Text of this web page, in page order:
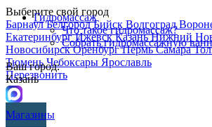
Выберите свой город
БарнаулБелгородБийск Волгоград
ЕкатеринбургИжевскКазаньНижний
НовосибирскОренбургПермьСамара
ТюменьЧебоксары Ярославль
Перезвонить
Гидромассаж
Что такое гидромассаж?
Собрать гидромассажную
Ваш город:
Казань
Магазины